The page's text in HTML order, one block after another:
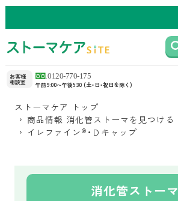
お客様
相談室 午前9:00〜午後5:30 (土・日・祝日を除く)
ストーマケア トップ
商品情報 消化管ストーマを見つける
イレファイン® ・Ｄキャップ
消化管ストーマ